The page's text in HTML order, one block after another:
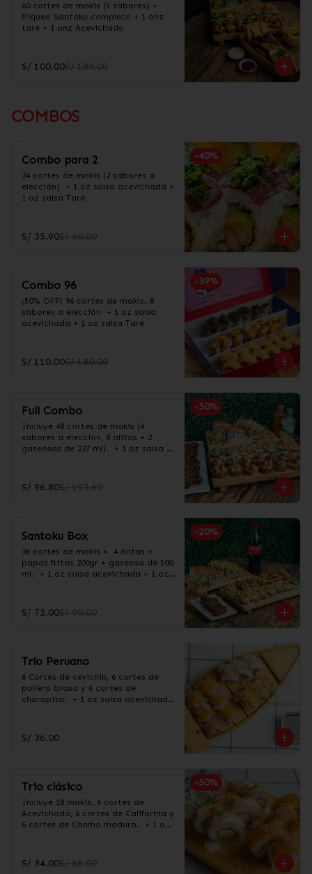
60 cortes de makis (5 sabores) +
Piqueo Santoku completo + 1 onz
taré + 1 onz Acevichado
S/ 100.00S/ 189.00
COMBOS
-40%
Combo para 2
24 cortes de makis (2 sabores a
elección)  + 1 oz salsa acevichada +
1 oz salsa Taré
S/ 35.90S/ 60.00
-39%
Combo 96
¡50% OFF! 96 cortes de makis. 8
sabores a elección  + 1 oz salsa
acevichada + 1 oz salsa Taré
S/ 110.00S/ 180.00
-50%
Full Combo
Incluye 48 cortes de makis (4
sabores a elección, 8 alitas + 2
gaseosas de 237 ml).  + 1 oz salsa
S/ 96.80S/ 193.60
-20%
Santoku Box
36 cortes de makis +  4 alitas +
papas fritas 200gr + gaseosa de 500
ml.  + 1 oz salsa acevichada + 1 oz
S/ 72.00S/ 90.00
Trío Peruano
6 Cortes de cevichin, 6 cortes de
pollero brasa y 6 cortes de
charapita.  + 1 oz salsa acevichada
S/ 36.00
-50%
Trio clásico
Incluye 18 makis. 6 cortes de
Acevichado, 6 cortes de California y
6 cortes de Chamo maduro.  + 1 oz
S/ 34.00S/ 68.00